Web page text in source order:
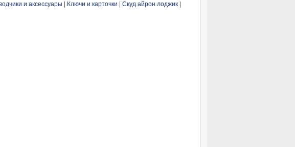
и аксессуары Ключи и карточки Скуд айрон лоджик